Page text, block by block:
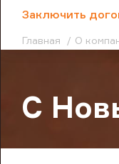
Заключить
Главная О
С